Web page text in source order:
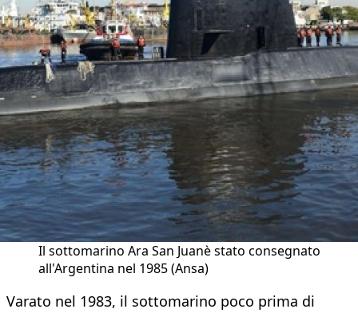
Il sottomarino Ara San Juanè stato consegnato
all'Argentina nel 1985 (Ansa)
Varato nel 1983, il sottomarino poco prima di